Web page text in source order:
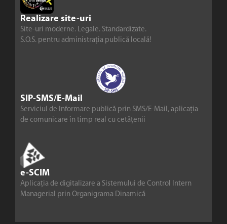
Realizare site-uri
Site-uri moderne. Legale. Standardizate.
S.O.S. pentru administrația publică locală!
SIP-SMS/E-Mail
Serviciul de Informare publică prin SMS/E-Mail, aplicația
de comunicare în timp real cu cetățenii
e-SCIM
Aplicația de digitalizare a Sistemului de Control Intern
Managerial prin Organigrama Dinamică